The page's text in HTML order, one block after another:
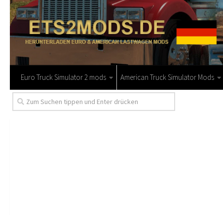
Euro Truck Simulator 2 mods American Truck Simulator Mods